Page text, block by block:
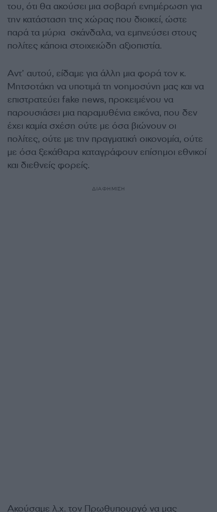
του, ότι θα ακούσει μια σοβαρή ενημέρωση για
την κατάσταση της χώρας που διοικεί, ώστε
παρά τα μύρια σκάνδαλα, να εμπνεύσει στους
πολίτες κάποια στοιχειώδη αξιοπιστία.
Αντ’ αυτού, είδαμε για άλλη μια φορά τον κ.
Μητσοτάκη να υποτιμά τη νοημοσύνη μας και να
επιστρατεύει fake news, προκειμένου να
παρουσιάσει μια παραμυθένια εικόνα, που δεν
έχει καμία σχέση ούτε με όσα βιώνουν οι
πολίτες, ούτε με την πραγματική οικονομία, ούτε
με όσα ξεκάθαρα καταγράφουν επίσημοι εθνικοί
και διεθνείς φορείς.
ΔΙΑΦΗΜΙΣΗ
Ακούσαμε λ.χ. τον Πρωθυπουργό να μας